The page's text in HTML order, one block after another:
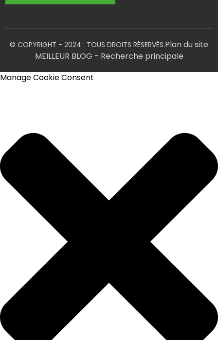
© COPYRIGHT - 2024 : TOUS DROITS RÉSERVÉS.Plan du site
MEILLEUR BLOG - Recherche principale
Manage Cookie Consent